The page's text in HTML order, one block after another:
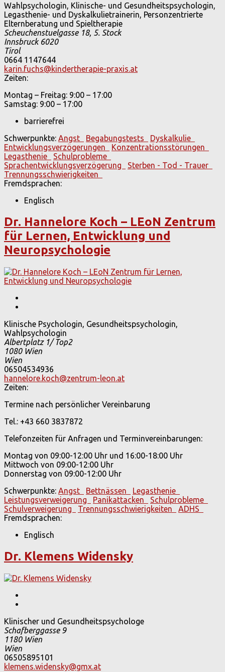
Wahlpsychologin, Klinische- und Gesundheitspsychologin,
Legasthenie- und Dyskalkulietrainerin, Personzentrierte
Elternberatung und Spieltherapie
Scheuchenstuelgasse 18, 5. Stock
Innsbruck6020
Tirol
0664 1147644
karin.fuchs@kindertherapie-praxis.at
Zeiten:
Montag – Freitag: 9:00 – 17:00
Samstag: 9:00 – 17:00
barrierefrei
Schwerpunkte: Angst Begabungstests
Dyskalkulie
Entwicklungsverzögerungen
Konzentrationsstörungen
Legasthenie
Schulprobleme
Sprachentwicklungsverzögerung
Sterben - Tod - Trauer
Trennungsschwierigkeiten
Fremdsprachen:
Englisch
Dr. Hannelore Koch – LEoN Zentrum
für Lernen, Entwicklung und
Neuropsychologie
Klinische Psychologin, Gesundheitspsychologin,
Wahlpsychologin
Albertplatz 1/ Top2
1080Wien
Wien
06504534936
hannelore.koch@zentrum-leon.at
Zeiten:
Termine nach persönlicher Vereinbarung
Tel.: +43 660 3837872
Telefonzeiten für Anfragen und Terminvereinbarungen:
Montag von 09:00-12:00 Uhr und 16:00-18:00 Uhr
Mittwoch von 09:00-12:00 Uhr
Donnerstag von 09:00-12:00 Uhr
Schwerpunkte: Angst Bettnässen
Legasthenie
Leistungsverweigerung
Panikattacken
Schulprobleme
Schulverweigerung
Trennungsschwierigkeiten
ADHS
Fremdsprachen:
Englisch
Dr. Klemens Widensky
Klinischer und Gesundheitspsychologe
Schafberggasse 9
1180Wien
Wien
06505895101
klemens.widensky@gmx.at